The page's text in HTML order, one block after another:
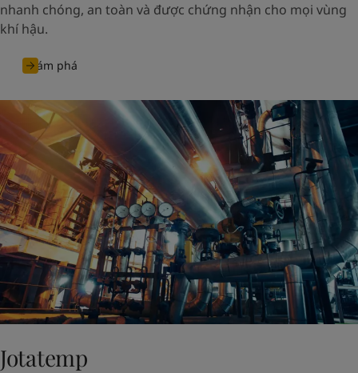
nhanh chóng, an toàn và được chứng nhận cho mọi vùng
khí hậu.
Khám phá
Jotatemp